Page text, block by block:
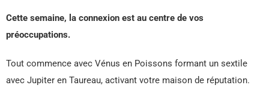
Cette semaine, la connexion est au centre de vos
préoccupations.
Tout commence avec Vénus en Poissons formant un sextile
avec Jupiter en Taureau, activant votre maison de réputation.